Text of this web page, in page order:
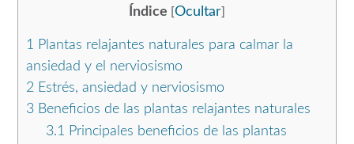
Índice Ocultar
1 Plantas relajantes naturales para calmar la
ansiedad y el nerviosismo
2 Estrés, ansiedad y nerviosismo
3 Beneficios de las plantas relajantes naturales
3.1 Principales beneficios de las plantas